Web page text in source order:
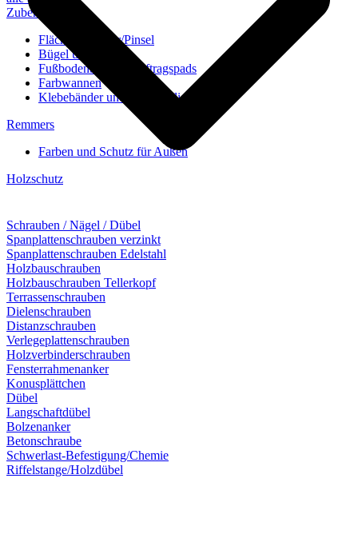
Zubehör
Flächenstreicher/Pinsel
Bügel und Rollen
Fußbodenbürsten/Auftragspads
Farbwannen
Klebebänder und Abdeckvlies
Remmers
Farben und Schutz für Außen
Holzschutz
Schrauben / Nägel / Dübel
Spanplattenschrauben verzinkt
Spanplattenschrauben Edelstahl
Holzbauschrauben
Holzbauschrauben Tellerkopf
Terrassenschrauben
Dielenschrauben
Distanzschrauben
Verlegeplattenschrauben
Holzverbinderschrauben
Fensterrahmenanker
Konusplättchen
Dübel
Langschaftdübel
Bolzenanker
Betonschraube
Schwerlast-Befestigung/Chemie
Riffelstange/Holzdübel